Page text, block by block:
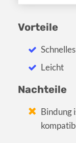
Vorteile
Leicht
Nachteile
Bindung